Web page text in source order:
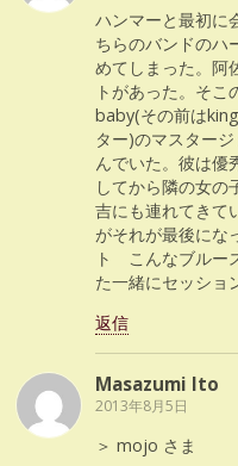
ハンマーと最初に
ちらのバンドのハ
めてしまった。阿
トがあった。そ
baby(その前は
ター)のマスター
んでいた。彼は優
してから隣の女の
吉にも連れてきて
がそれが最後にな
ト こんなブルー
た一緒にセッショ
返信
Masazumi Ito
2013年8月5日
＞ mojo さま